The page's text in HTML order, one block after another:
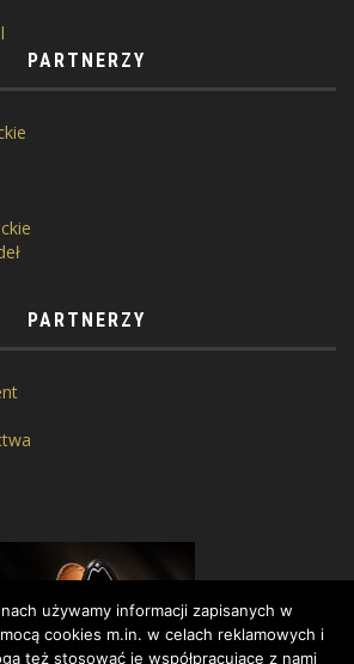
PARTNERZY
PARTNERZY
używamy informacji zapisanych w
cookies m.in. w celach reklamowych i
też stosować je współpracujące z nami